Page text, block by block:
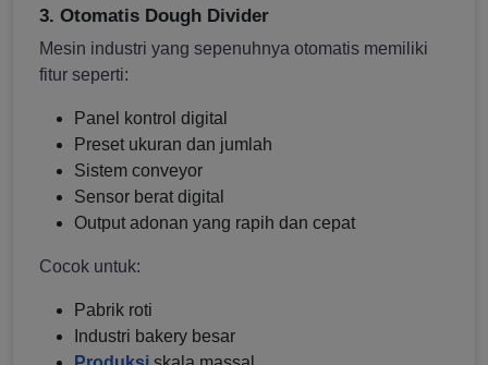
3. Otomatis Dough Divider
Mesin industri yang sepenuhnya otomatis memiliki
fitur seperti:
Panel kontrol digital
Preset ukuran dan jumlah
Sistem conveyor
Sensor berat digital
Output adonan yang rapih dan cepat
Cocok untuk:
Pabrik roti
Industri bakery besar